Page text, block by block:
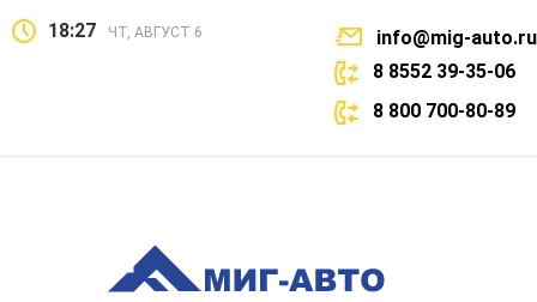
18:27 ЧТ, АВГУСТ 6
info@mig-auto.ru
8 8552 39-35-06
8 800 700-80-89